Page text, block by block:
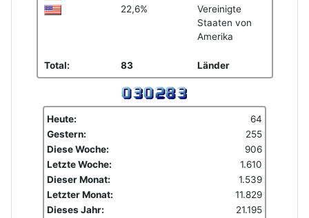
22,6%
Vereinigte
Staaten von
Amerika
Total: 83 Länder
Heute:
64
Gestern:
255
Diese Woche:
906
Letzte Woche:
1.610
Dieser Monat:
1.539
Letzter Monat:
11.829
Dieses Jahr:
21.195